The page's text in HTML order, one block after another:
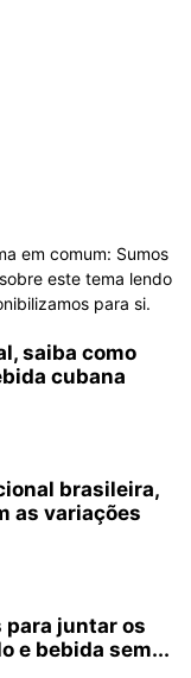
em comum: Sumos
este tema lendo
para si.
saiba como
cubana
brasileira,
as variações
juntar os
e bebida sem...